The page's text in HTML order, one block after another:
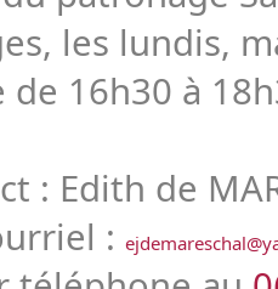
les lundis,
de 16h30 à
: Edith de
: